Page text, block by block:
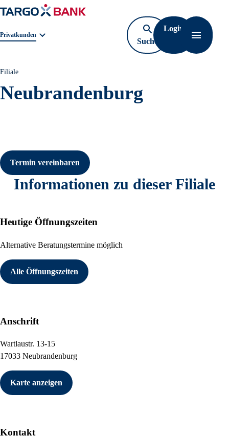
Geschäftsbereichnavigation. Aktuelle Auswahl:
Privatkunden
Suche
öffnen
Login
Filiale
Neubrandenburg
Termin vereinbaren
Informationen zu dieser Filiale
Heutige Öffnungszeiten
Alternative Beratungstermine möglich
Alle Öffnungszeiten
Anschrift
Wartlaustr. 13-15
17033 Neubrandenburg
Karte anzeigen
Kontakt